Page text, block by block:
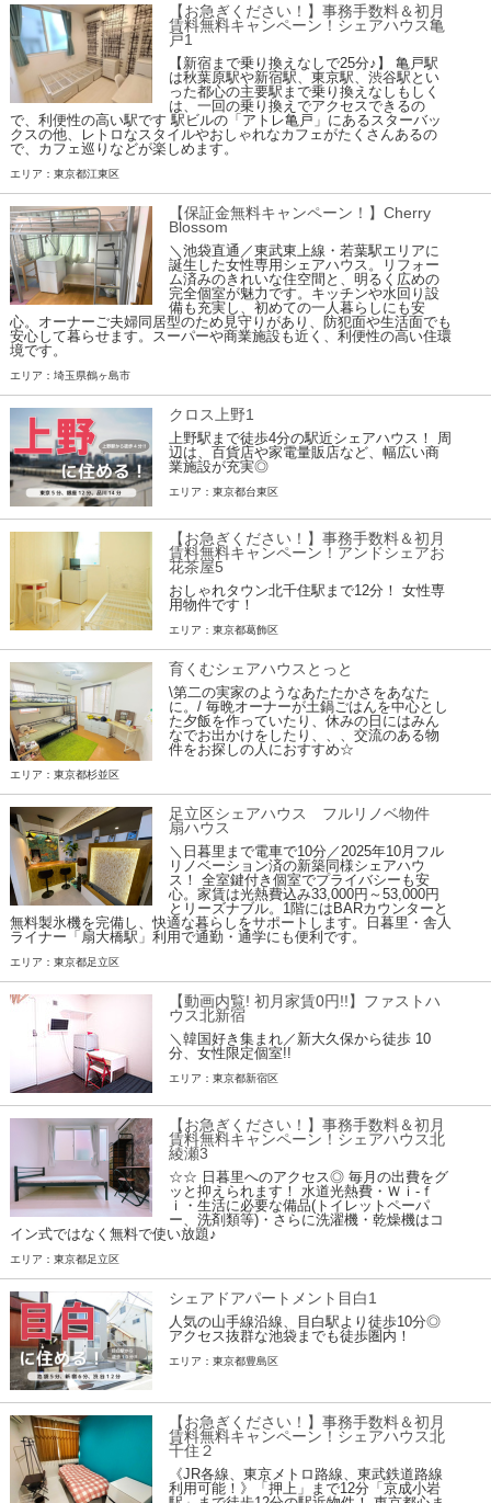
【お急ぎください！】事務手数料＆初月
賃料無料キャンペーン！シェアハウス亀
戸1
【新宿まで乗り換えなしで25分♪】 亀戸駅
は秋葉原駅や新宿駅、東京駅、渋谷駅とい
った都心の主要駅まで乗り換えなしもしく
は、一回の乗り換えでアクセスできるの
で、利便性の高い駅です 駅ビルの「アトレ亀戸」にあるスターバッ
クスの他、レトロなスタイルやおしゃれなカフェがたくさんあるの
で、カフェ巡りなどが楽しめます。
エリア：東京都江東区
【保証金無料キャンペーン！】Cherry
Blossom
＼池袋直通／東武東上線・若葉駅エリアに
誕生した女性専用シェアハウス。リフォー
ム済みのきれいな住空間と、明るく広めの
完全個室が魅力です。キッチンや水回り設
備も充実し、初めての一人暮らしにも安
心。オーナーご夫婦同居型のため見守りがあり、防犯面や生活面でも
安心して暮らせます。スーパーや商業施設も近く、利便性の高い住環
境です。
エリア：埼玉県鶴ヶ島市
クロス上野1
上野駅まで徒歩4分の駅近シェアハウス！ 周
辺は、百貨店や家電量販店など、幅広い商
業施設が充実◎
エリア：東京都台東区
【お急ぎください！】事務手数料＆初月
賃料無料キャンペーン！アンドシェアお
花茶屋5
おしゃれタウン北千住駅まで12分！ 女性専
用物件です！
エリア：東京都葛飾区
育くむシェアハウスとっと
\第二の実家のようなあたたかさをあなた
に。/ 毎晩オーナーが土鍋ごはんを中心とし
た夕飯を作っていたり、休みの日にはみん
なでお出かけをしたり、、、交流のある物
件をお探しの人におすすめ☆
エリア：東京都杉並区
足立区シェアハウス フルリノベ物件
扇ハウス
＼日暮里まで電車で10分／2025年10月フル
リノベーション済の新築同様シェアハウ
ス！ 全室鍵付き個室でプライバシーも安
心。家賃は光熱費込み33,000円～53,000円
とリーズナブル。1階にはBARカウンターと
無料製氷機を完備し、快適な暮らしをサポートします。日暮里・舎人
ライナー「扇大橋駅」利用で通勤・通学にも便利です。
エリア：東京都足立区
【動画内覧! 初月家賃0円!!】ファストハ
ウス北新宿
＼韓国好き集まれ／新大久保から徒歩 10
分、女性限定個室!!
エリア：東京都新宿区
【お急ぎください！】事務手数料＆初月
賃料無料キャンペーン！シェアハウス北
綾瀬3
☆☆ 日暮里へのアクセス◎ 毎月の出費をグ
ッと抑えられます！ 水道光熱費・Ｗｉ-ｆ
ｉ・生活に必要な備品(トイレットペーパ
ー、洗剤類等)・さらに洗濯機・乾燥機はコ
イン式ではなく無料で使い放題♪
エリア：東京都足立区
シェアドアパートメント目白1
人気の山手線沿線、目白駅より徒歩10分◎
アクセス抜群な池袋までも徒歩圏内！
エリア：東京都豊島区
【お急ぎください！】事務手数料＆初月
賃料無料キャンペーン！シェアハウス北
千住２
《JR各線、東京メトロ路線、東武鉄道路線
利用可能！》「押上」まで12分「京成小岩